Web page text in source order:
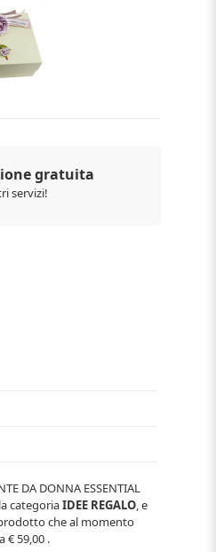
gratuita
servizi!
DA DONNA ESSENTIAL
categoriaIDEE REGALO , e
prodotto che al momento
€ 59,00 .